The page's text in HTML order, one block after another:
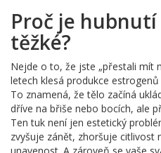
Proč je
těžké?
Nejde o to, že jste „přestali mít
letech klesá produkce
To znamená, že tělo začíná
dříve na břiše nebo bocích, ale
Ten tuk není jen estetický
zvyšuje zánět, zhoršuje citlivost
unavenost. A zároveň se vaše